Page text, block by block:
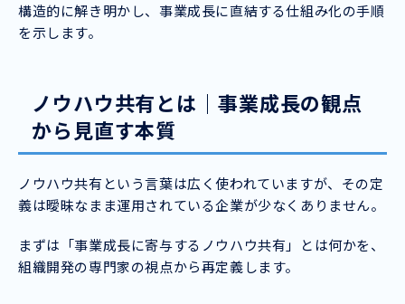
構造的に解き明かし、事業成長に直結する仕組み化の手順
を示します。
ノウハウ共有とは｜事業成長の観点
から見直す本質
ノウハウ共有という言葉は広く使われていますが、その定
義は曖昧なまま運用されている企業が少なくありません。
まずは「事業成長に寄与するノウハウ共有」とは何かを、
組織開発の専門家の視点から再定義します。